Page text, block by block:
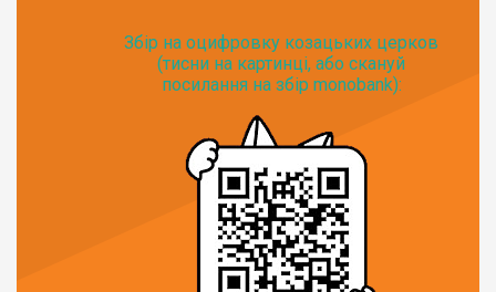
Збір на оцифровку козацьких церков
(тисни на картинці, або скануй
посилання на збір monobank):